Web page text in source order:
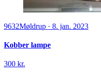
9632Møldrup · 8. jan. 2023
Kobber lampe
300 kr.